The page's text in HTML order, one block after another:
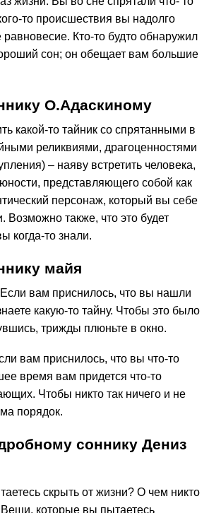
то происшествия вы надолго
Кто-то будто обнаружил
сон; он обещает вам большие
О.Адаскиному
какой-то тайник со спрятанными в
реликвиями, драгоценностями
– наяву встретить человека,
представляющего собой как
персонаж, который вы себе
Возможно также, что это будет
когда-то знали.
майя
вам приснилось, что вы нашли
какую-то тайну. Чтобы это было
трижды плюньте в окно.
вам приснилось, что вы что-то
время вам придется что-то
Чтобы никто так ничего и не
порядок.
соннику Дениз
скрыть от жизни? О чем никто
которые вы пытаетесь